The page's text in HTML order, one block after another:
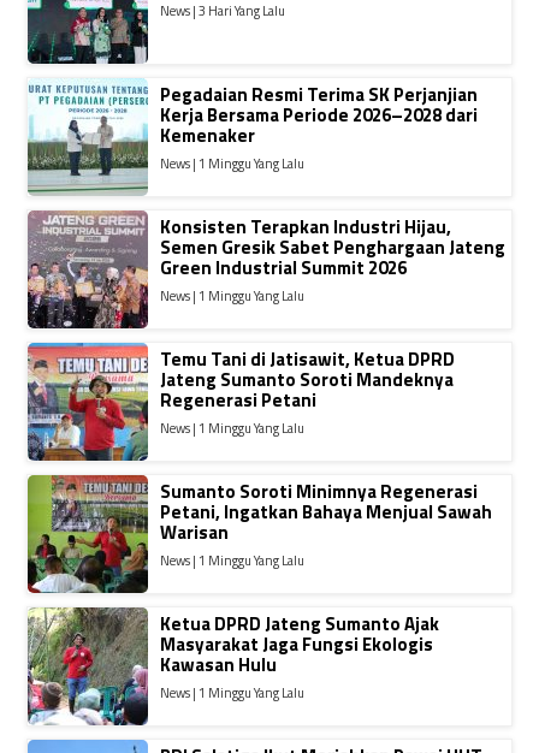
News | 3 Hari Yang Lalu
Pegadaian Resmi Terima SK Perjanjian
Kerja Bersama Periode 2026–2028 dari
Kemenaker
News | 1 Minggu Yang Lalu
Konsisten Terapkan Industri Hijau,
Semen Gresik Sabet Penghargaan Jateng
Green Industrial Summit 2026
News | 1 Minggu Yang Lalu
Temu Tani di Jatisawit, Ketua DPRD
Jateng Sumanto Soroti Mandeknya
Regenerasi Petani
News | 1 Minggu Yang Lalu
Sumanto Soroti Minimnya Regenerasi
Petani, Ingatkan Bahaya Menjual Sawah
Warisan
News | 1 Minggu Yang Lalu
Ketua DPRD Jateng Sumanto Ajak
Masyarakat Jaga Fungsi Ekologis
Kawasan Hulu
News | 1 Minggu Yang Lalu